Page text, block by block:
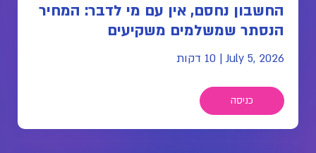
החשבון נחסם, אין עם מי לדבר: המחיר
הנסתר שמשלמים משקיעים
July 5, 2026
| 10 דקות
כניסה